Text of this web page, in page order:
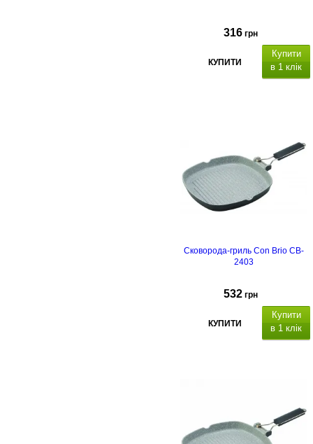
316 грн
КУПИТИ
Купити
в 1 клік
Сковорода-гриль Con Brio CB-
2403
532 грн
КУПИТИ
Купити
в 1 клік